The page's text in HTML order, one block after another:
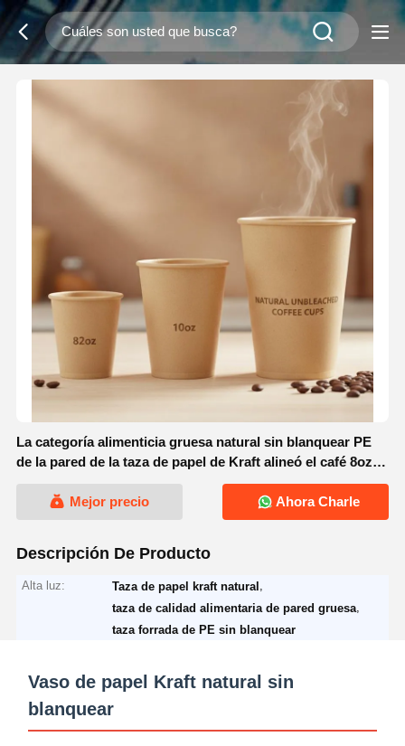
La categoría alimenticia gruesa natural sin blanquear PE
de la pared de la taza de papel de Kraft alineó el café 8oz
Mejor precio
Ahora Charle
Descripción De Producto
Alta luz: Taza de papel kraft natural
taza de calidad alimentaria de pared gruesa
taza forrada de PE sin blanquear
Vaso de papel Kraft natural sin
blanquear